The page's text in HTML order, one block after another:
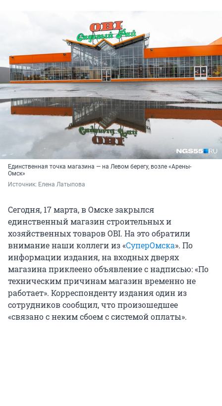
Единственная точка магазина — на Левом берегу, возле «Арены-
Омск»
Источник: Елена Латыпова
Сегодня, 17 марта, в Омске закрылся
единственный магазин строительных и
хозяйственных товаров OBI. На это обратили
внимание наши коллеги из «СуперОмска». По
информации издания, на входных дверях
магазина приклеено объявление с надписью: «По
техническим причинам магазин временно не
работает». Корреспонденту издания один из
сотрудников сообщил, что произошедшее
«связано с неким сбоем с системой оплаты».